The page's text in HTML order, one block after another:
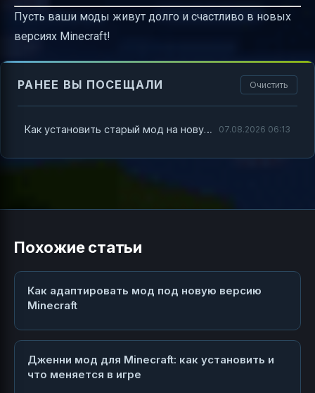
Пусть ваши моды живут долго и счастливо в новых
версиях Minecraft!
РАНЕЕ ВЫ ПОСЕЩАЛИ Очистить
Как установить старый мод на новую версию Minecraft — полный гайд для моддеров и игроков 07.08.2026 06:13
Похожие статьи
Как адаптировать мод под новую версию
Minecraft
Дженни мод для Minecraft: как установить и
что меняется в игре